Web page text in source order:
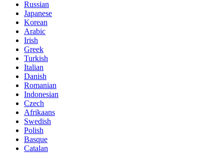
Russian
Japanese
Korean
Arabic
Irish
Greek
Turkish
Italian
Danish
Romanian
Indonesian
Czech
Afrikaans
Swedish
Polish
Basque
Catalan